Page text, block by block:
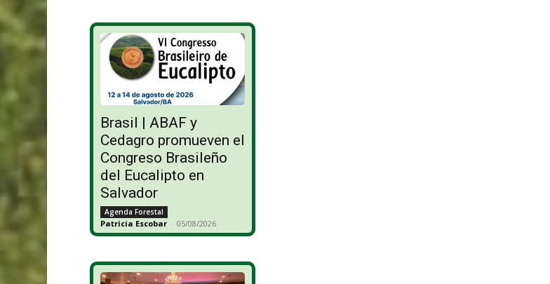
Brasil | ABAF y
Cedagro promueven el
Congreso Brasileño
del Eucalipto en
Salvador
Agenda Forestal
Patricia Escobar - 05/08/2026